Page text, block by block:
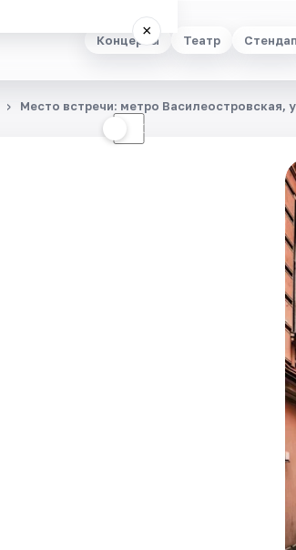
Концерты Театр Стендап
×
☾
Место встречи: метро Василеостровская,